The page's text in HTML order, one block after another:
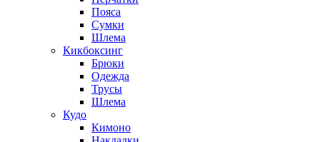
Пояса
Сумки
Шлема
Кикбоксинг
Брюки
Одежда
Трусы
Шлема
Кудо
Кимоно